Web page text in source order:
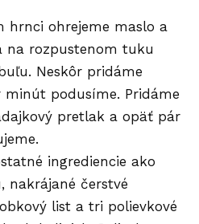
hrnci ohrejeme maslo a
na rozpustenom tuku
Neskôr pridáme
podusíme. Pridáme
pretlak a opäť pár
ingrediencie ako
nakrájané čerstvé
list a tri polievkové